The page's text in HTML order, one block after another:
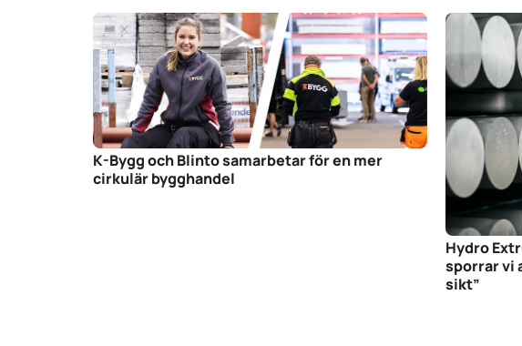
K-Bygg och Blinto samarbetar för en mer
cirkulär bygghandel
Hydro
sporrar vi
sikt”